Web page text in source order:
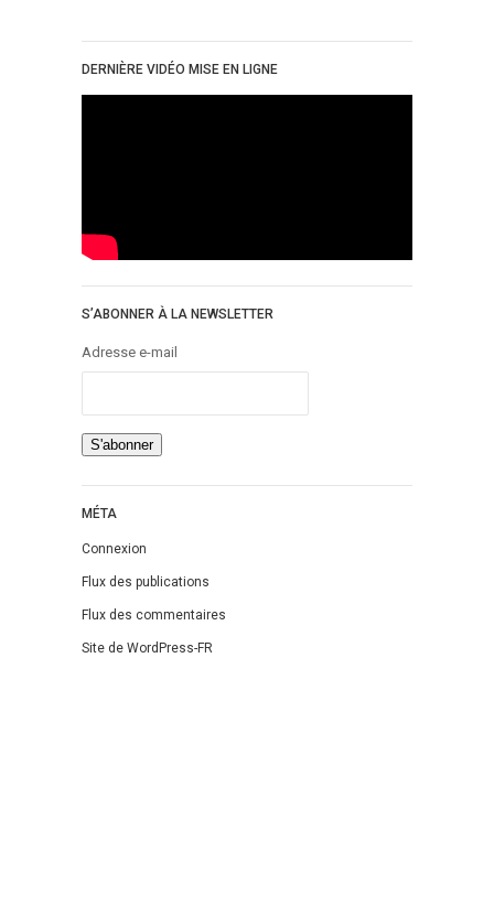
DERNIÈRE VIDÉO MISE EN LIGNE
S’ABONNER À LA NEWSLETTER
Adresse e-mail
MÉTA
Connexion
Flux des publications
Flux des commentaires
Site de WordPress-FR